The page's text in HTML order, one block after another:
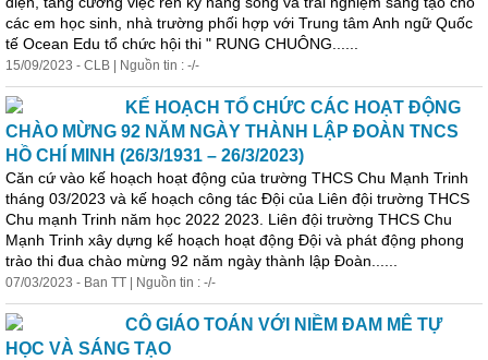
các em học sinh, nhà trường phối hợp với Trung tâm Anh ngữ Quốc
tế Ocean Edu tổ chức hội thi " RUNG CHUÔNG......
15/09/2023 - CLB | Nguồn tin : -/-
KẾ HOẠCH TỔ CHỨC CÁC HOẠT ĐỘNG
CHÀO MỪNG 92 NĂM NGÀY THÀNH LẬP ĐOÀN TNCS
HỒ CHÍ MINH (26/3/1931 – 26/3/2023)
Căn cứ vào kế hoạch hoạt động của trường THCS Chu Mạnh Trinh
tháng 03/2023 và kế hoạch công tác Đội của Liên đội trường THCS
Chu mạnh Trinh năm học 2022 2023. Liên đội trường THCS Chu
Mạnh Trinh xây dựng kế hoạch hoạt động Đội và phát động phong
trào thi đua chào mừng 92 năm ngày thành lập Đoàn......
07/03/2023 - Ban TT | Nguồn tin : -/-
CÔ GIÁO TOÁN VỚI NIỀM ĐAM MÊ TỰ
HỌC VÀ SÁNG TẠO